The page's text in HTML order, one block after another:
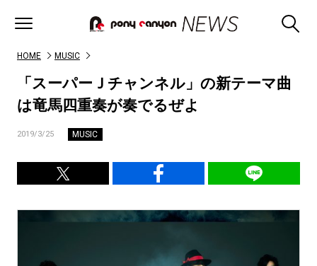
HOME MUSIC
「スーパーＪチャンネル」の新テーマ曲
は竜馬四重奏が奏でるぜよ
2019/3/25 MUSIC